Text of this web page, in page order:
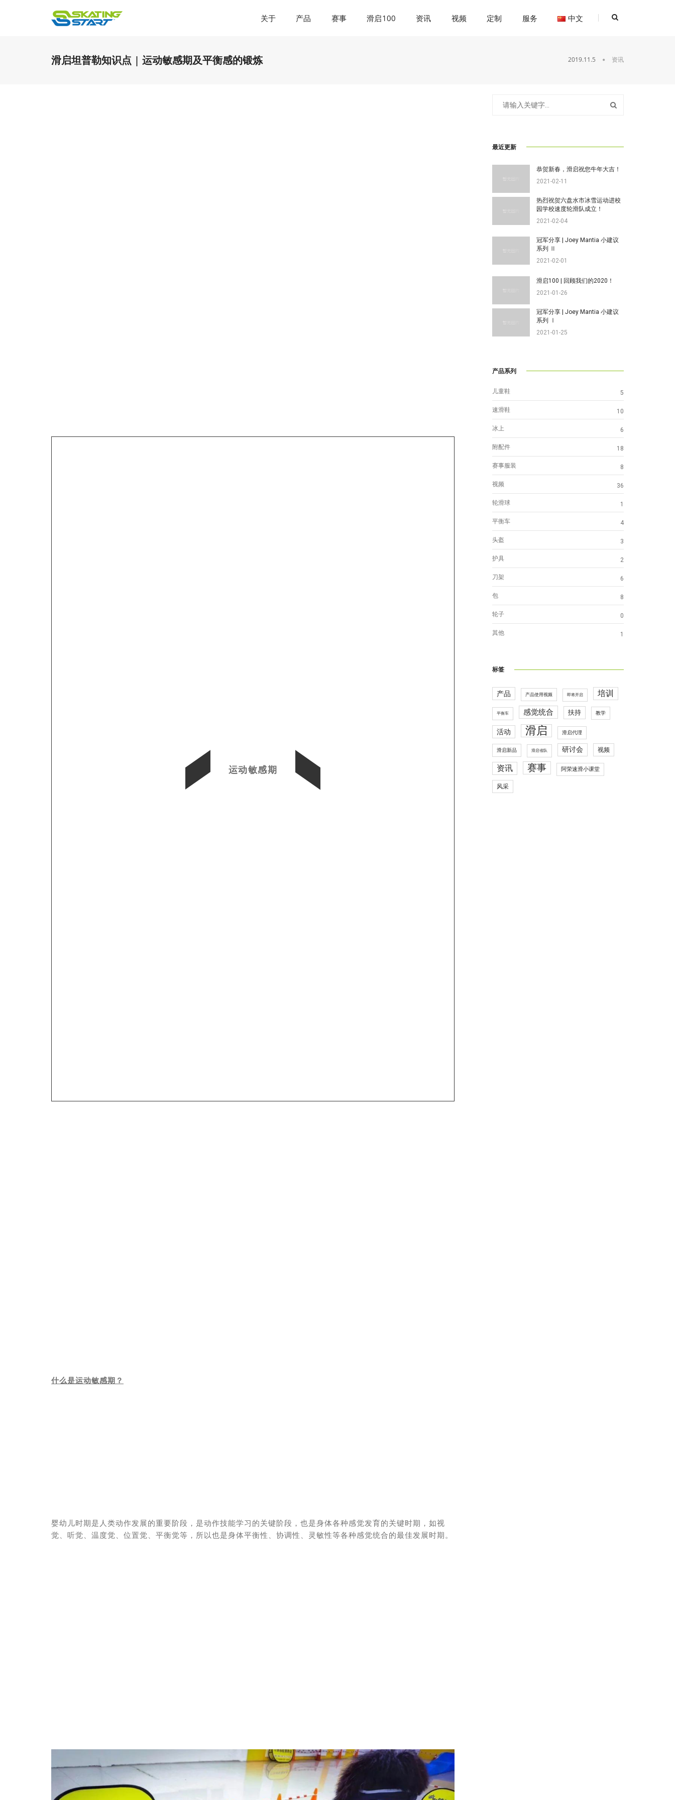
关于 产品 赛事 滑启100 资讯 视频 定制 服务 中文
滑启坦普勒知识点 | 运动敏感期及平衡感的锻炼 2019.11.5 资讯
运动敏感期
什么是运动敏感期？
婴幼儿时期是人类动作发展的重要阶段，是动作技能学习的关键阶段，也是身体各种感觉发育的关键时期，如视
觉、听觉、温度觉、位置觉、平衡觉等，所以也是身体平衡性、协调性、灵敏性等各种感觉统合的最佳发展时期。
最近更新
恭贺新春，滑启祝您牛年大吉！
2021-02-11
热烈祝贺六盘水市冰雪运动进校
园学校速度轮滑队成立！
2021-02-04
冠军分享 | Joey Mantia 小建议
系列 Ⅱ
2021-02-01
滑启100 | 回顾我们的2020！
2021-01-26
冠军分享 | Joey Mantia 小建议
系列 Ⅰ
2021-01-25
产品系列
儿童鞋 5
速滑鞋 10
冰上 6
附配件 18
赛事服装 8
视频 36
轮滑球 1
平衡车 4
头盔 3
护具 2
刀架 6
包 8
轮子 0
其他 1
标签
产品 产品使用视频 即将开启 培训
平衡车 感觉统合 扶持 教学
活动 滑启 滑启代理
滑启新品 滑启省队 研讨会 视频
资讯 赛事 阿荣速滑小课堂
风采